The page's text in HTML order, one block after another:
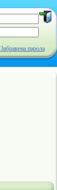
Забравена парола